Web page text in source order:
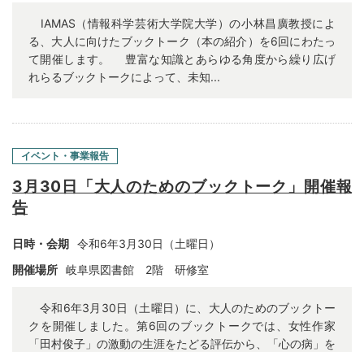
IAMAS（情報科学芸術大学院大学）の小林昌廣教授によ
る、大人に向けたブックトーク（本の紹介）を6回にわたっ
て開催します。 豊富な知識とあらゆる角度から繰り広げ
れらるブックトークによって、未知...
イベント・事業報告
3月30日「大人のためのブックトーク」開催報
告
日時・会期 令和6年3月30日（土曜日）
開催場所 岐阜県図書館 2階 研修室
令和6年3月30日（土曜日）に、大人のためのブックトー
クを開催しました。第6回のブックトークでは、女性作家
「田村俊子」の激動の生涯をたどる評伝から、「心の病」を